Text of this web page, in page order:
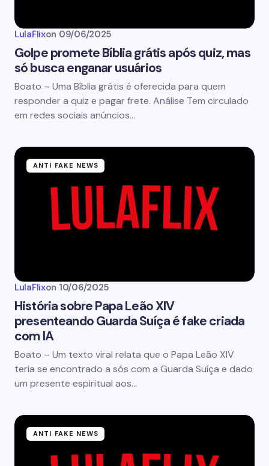
LulaFlixon 09/06/2025
Golpe promete Bíblia grátis após quiz, mas
só busca enganar usuários
Boato – Uma Bíblia grátis é oferecida para quem
responder a quiz e pagar frete. Análise Tem circulado
em redes sociais anúncios…
ANTI FAKE NEWS
LulaFlixon 10/06/2025
História sobre Papa Leão XIV
presenteando Guarda Suíça é fake criada
com IA
Boato – Um texto viral relata que o Papa Leão XIV
teria se encontrado a sós com a Guarda Suíça e dado
um presente espiritual aos…
ANTI FAKE NEWS